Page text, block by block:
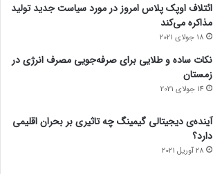
ائتلاف اوپک پلاس امروز در مورد سیاست جدید تولید
مذاکره می‌کند
18 جولای 2021
نکات ساده و طلایی برای صرفه‌جویی مصرف انرژی در
زمستان
14 جولای 2021
آینده‌ی دیجیتالی گیمینگ چه تاثیری بر بحران اقلیمی
دارد؟
28 آوریل 2021